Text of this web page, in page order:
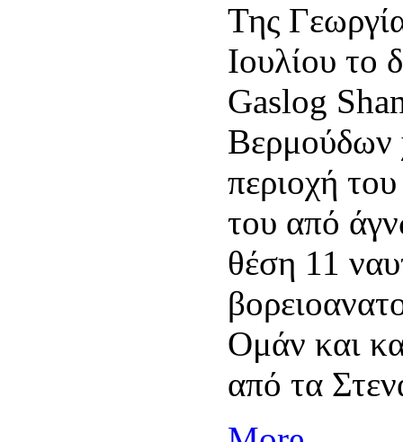
Της
Ιουλίου το
Gaslog
Βερμούδων
περιοχή
του από
θέση 11
Ομάν και
από τα